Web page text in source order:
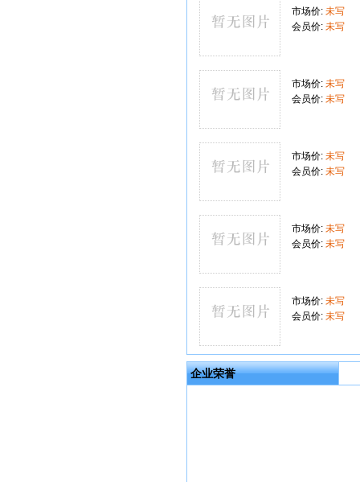
市场价: 未写
会员价: 未写
市场价: 未写
会员价: 未写
市场价: 未写
会员价: 未写
市场价: 未写
会员价: 未写
市场价: 未写
会员价: 未写
企业荣誉